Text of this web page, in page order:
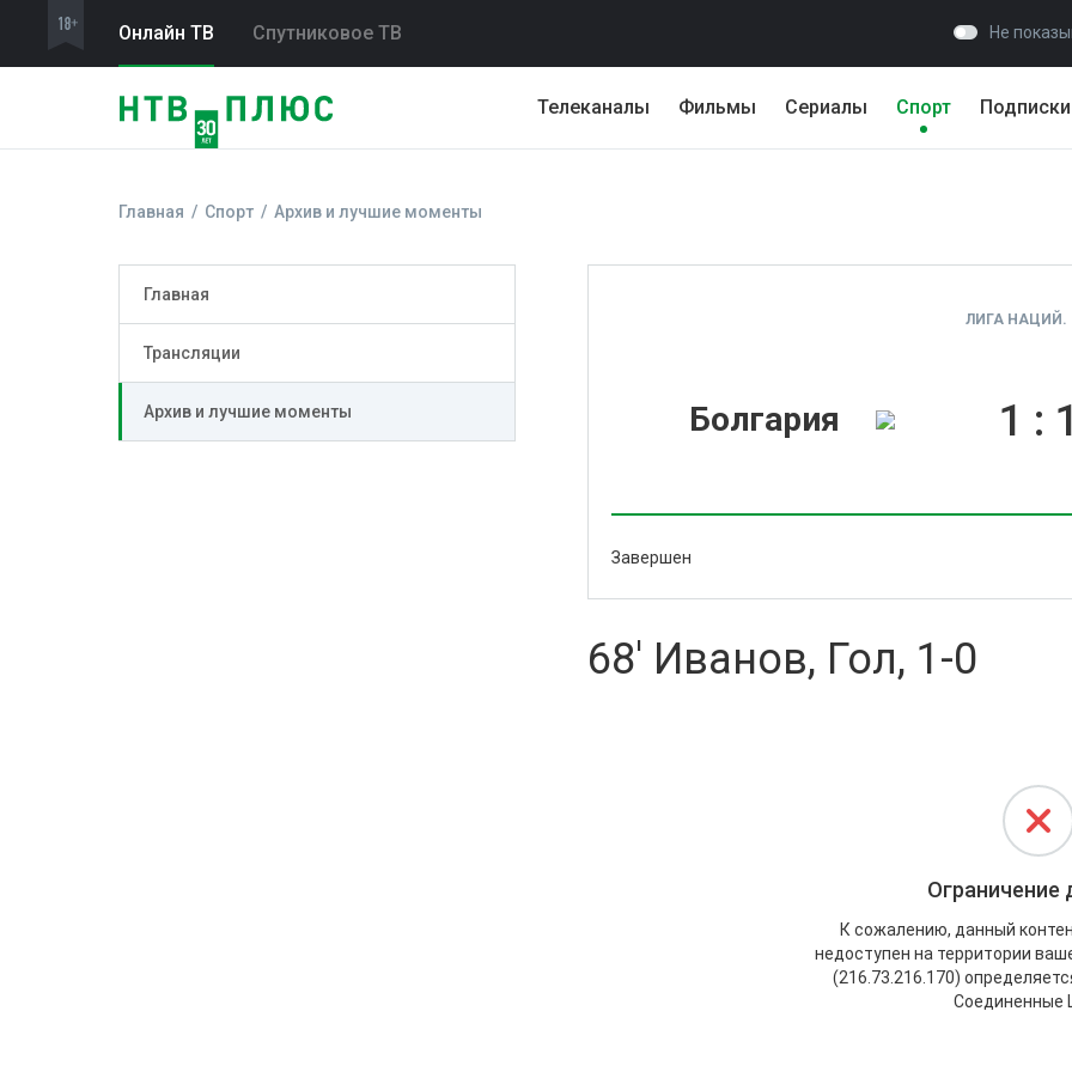
Онлайн ТВ Спутниковое ТВ Не
Телеканалы Фильмы Сериалы Спорт Подписки
Главная Спорт Архив и лучшие моменты
Главная
Трансляции
Архив и лучшие моменты
ЛИГА НАЦИЙ.
Болгария 1 :
Завершен
68' Иванов, Гол, 1-0